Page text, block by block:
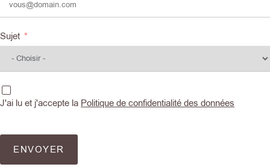
Sujet
J'ai lu et j'accepte la Politique de confidentialité des données
ENVOYER